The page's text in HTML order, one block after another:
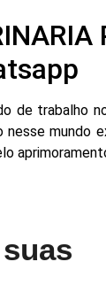
trabalho
mundo